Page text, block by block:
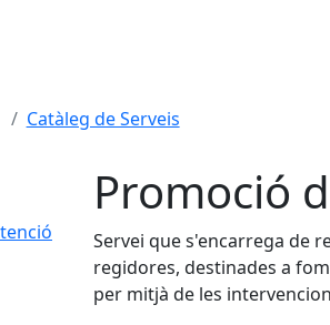
Catàleg de Serveis
Promoció
Servei que s'encarrega de
regidores, destinades a
per mitjà de les